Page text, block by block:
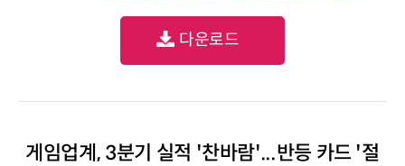
다운로드
게임업계, 3분기 실적 '찬바람'...반등 카드 '절